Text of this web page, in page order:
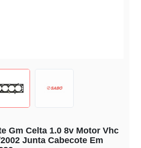
Gm Celta 1.0 8v Motor Vhc
Junta Cabecote Em